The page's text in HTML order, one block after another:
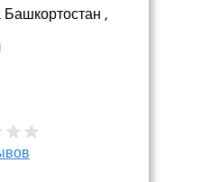
Башкортостан ,